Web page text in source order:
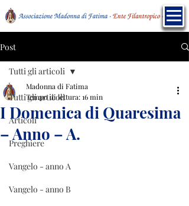
Post
Tutti gli articoli
Articoli
Preghiere
Vangelo - anno A
Vangelo - anno B
Tutti gli articoli
I Domenica di Quaresima
– Anno – A.
Madonna di Fatima
Tempo di lettura: 16 min